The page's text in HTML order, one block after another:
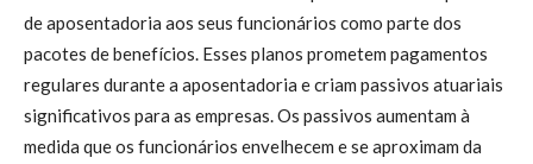
de aposentadoria aos seus funcionários como parte dos
pacotes de benefícios. Esses planos prometem pagamentos
regulares durante a aposentadoria e criam passivos atuariais
significativos para as empresas. Os passivos aumentam à
medida que os funcionários envelhecem e se aproximam da